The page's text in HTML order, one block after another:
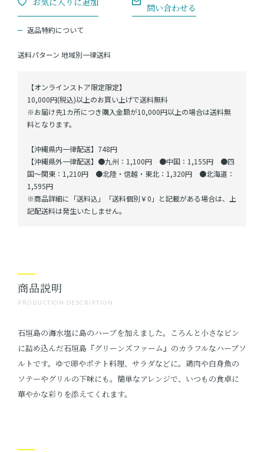
送料パターン 地域別一律送料
返品特約について
【オンラインストア限定限定】
10,000円(税込)以上のお買い上げで送料無料
※お届け先1カ所につき購入金額が10,000円以上の場合は送料無
料となります。
【沖縄県内一律配送】748円
【沖縄県外一律配送】●九州：1,100円 ●中国：1,155円 ●四
国～関東：1,210円 ●北陸・信越・東北：1,320円 ●北海道：
1,595円
※商品詳細に「送料込」「送料個別￥0」と記載がある場合は、上
記配送料は発生いたしません。
PRODUCTION DESCRIPTION
商品説明
石垣島の海水塩に島のハーブを加えました。ころんと小さなビン
に詰め込んだ石垣島『グリーンズファーム』のカラフルなハーブソ
ルトです。ゆで卵やポテト料理、サラダなどに。鶏肉や白身魚の
ソテーやグリルの下味にも。簡単なアレンジで、いつもの食卓に
華やかな彩りを添えてくれます。